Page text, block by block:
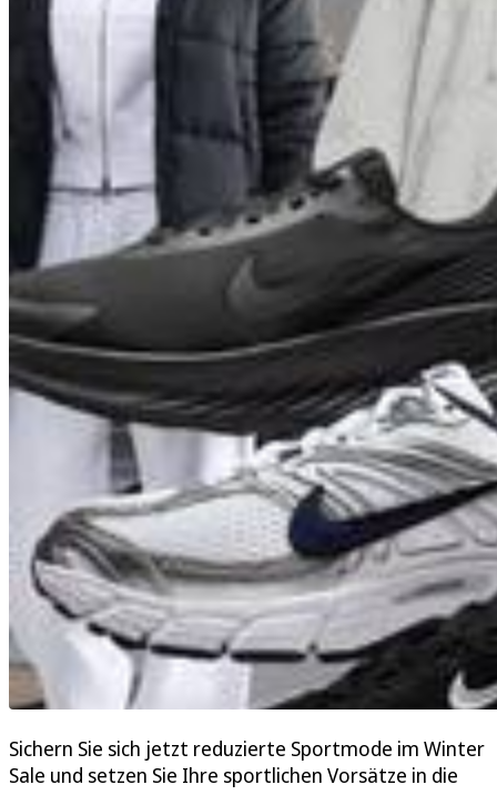
Sichern Sie sich jetzt reduzierte Sportmode im Winter
Sale und setzen Sie Ihre sportlichen Vorsätze in die